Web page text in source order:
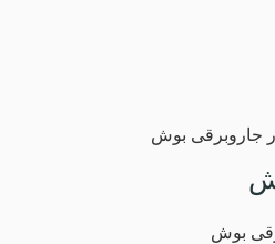
جاروبرقی بوش